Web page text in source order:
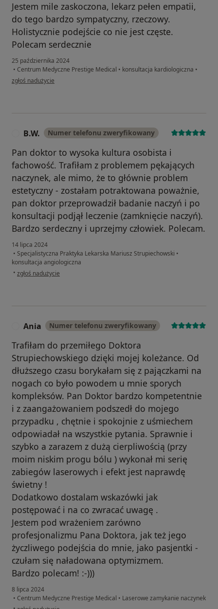
Jestem mile zaskoczona, lekarz pełen empatii,
do tego bardzo sympatyczny, rzeczowy.
Holistycznie podejście co nie jest częste.
Polecam serdecznie
25 października 2024
• Centrum Medyczne Prestige Medical • konsultacja kardiologiczna •
w opinii użytkownika Agnieszka S.
zgłoś nadużycie
B.W. Numer telefonu zweryfikowany
Pan doktor to wysoka kultura osobista i
fachowość. Trafiłam z problemem pękających
naczynek, ale mimo, że to głównie problem
estetyczny - zostałam potraktowana poważnie,
pan doktor przeprowadził badanie naczyń i po
konsultacji podjął leczenie (zamknięcie naczyń).
Bardzo serdeczny i uprzejmy człowiek. Polecam.
14 lipca 2024
• Specjalistyczna Praktyka Lekarska Mariusz Strupiechowski •
konsultacja angiologiczna
• w opinii użytkownika B.W.
zgłoś nadużycie
Ania Numer telefonu zweryfikowany
Trafiłam do przemiłego Doktora
Strupiechowskiego dzięki mojej koleżance. Od
dłuższego czasu borykałam się z pajączkami na
nogach co było powodem u mnie sporych
kompleksów. Pan Doktor bardzo kompetentnie
i z zaangażowaniem podszedł do mojego
przypadku , chętnie i spokojnie z uśmiechem
odpowiadał na wszystkie pytania. Sprawnie i
szybko a zarazem z dużą cierpliwością (przy
moim niskim progu bólu ) wykonał mi serię
zabiegów laserowych i efekt jest naprawdę
świetny !
Dodatkowo dostalam wskazówki jak
postępować i na co zwracać uwagę .
Jestem pod wrażeniem zarówno
profesjonalizmu Pana Doktora, jak też jego
życzliwego podejścia do mnie, jako pasjentki -
czułam się naładowana optymizmem.
Bardzo polecam! :-)))
8 lipca 2024
• Centrum Medyczne Prestige Medical • Laserowe zamykanie naczynek
w opinii użytkownika Ania